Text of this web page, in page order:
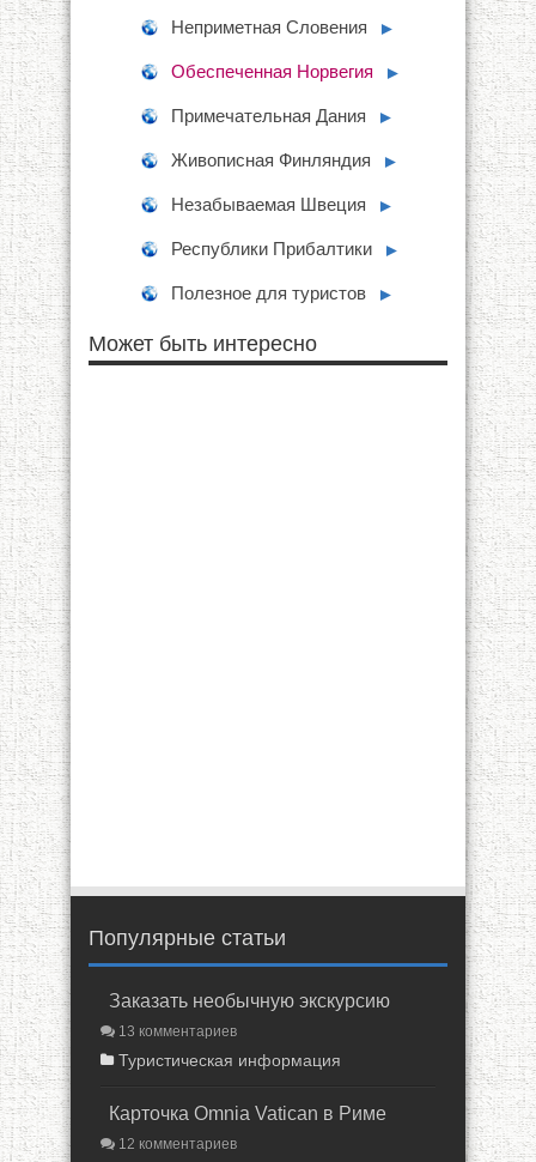
Неприметная Словения ►
Обеспеченная Норвегия ►
Примечательная Дания ►
Живописная Финляндия ►
Незабываемая Швеция ►
Республики Прибалтики ►
Полезное для туристов ►
Может быть интересно
Популярные статьи
Заказать необычную экскурсию
13 комментариев
Туристическая информация
Карточка Omnia Vatican в Риме
12 комментариев